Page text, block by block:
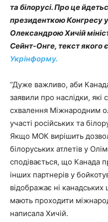
та білорусі. Про це
президенткою Конгресу
Олександрою Хичій
Сейнт-Онге, текст якого
Укрінформу.
“Дуже важливо, аби
заявили про наслідки, які
схвалення Міжнародним
участі російських та
Якщо МОК вирішить
білоруських атлетів у
сподівається, що Канада
інших партнерів у
відображає ні канадських
мають проходити
написала Хичій.